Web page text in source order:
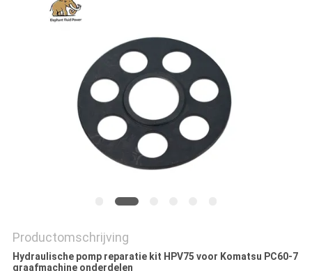
Productomschrijving
Hydraulische pomp reparatie kit HPV75 voor Komatsu PC60-7
graafmachine onderdelen